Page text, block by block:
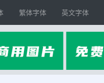
繁体字体 英文字体